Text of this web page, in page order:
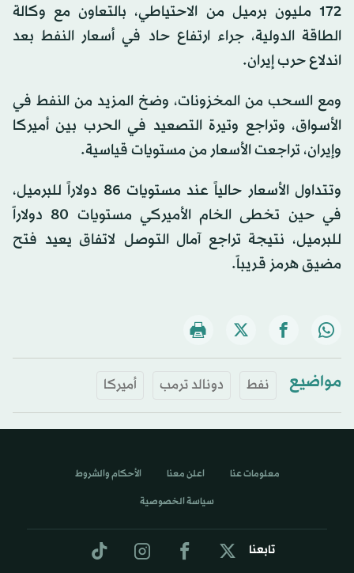
172 مليون برميل من الاحتياطي، بالتعاون مع وكالة
الطاقة الدولية، جراء ارتفاع حاد في أسعار النفط بعد
اندلاع حرب إيران.
ومع السحب من المخزونات، وضخ المزيد من النفط في
الأسواق، وتراجع وتيرة التصعيد في الحرب بين أميركا
وإيران، تراجعت الأسعار من مستويات قياسية.
وتتداول الأسعار حالياً عند مستويات 86 دولاراً للبرميل،
في حين تخطى الخام الأميركي مستويات 80 دولاراً
للبرميل، نتيجة تراجع آمال التوصل لاتفاق يعيد فتح
مضيق هرمز قريباً.
مواضيع نفط دونالد ترمب أميركا
تابعنا
معلومات عنا اعلن معنا الأحكام والشروط
سياسة الخصوصية